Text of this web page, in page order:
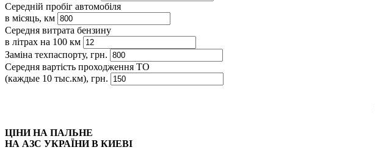
Середній пробіг автомобіля
в місяць, км
Середня витрата бензину
в літрах на 100 км
Заміна техпаспорту, грн.
Середня вартість проходження ТО
(каждые 10 тыс.км), грн.
ЦІНИ НА ПАЛЬНЕ
НА АЗС УКРАЇНИ В КИЕВІ